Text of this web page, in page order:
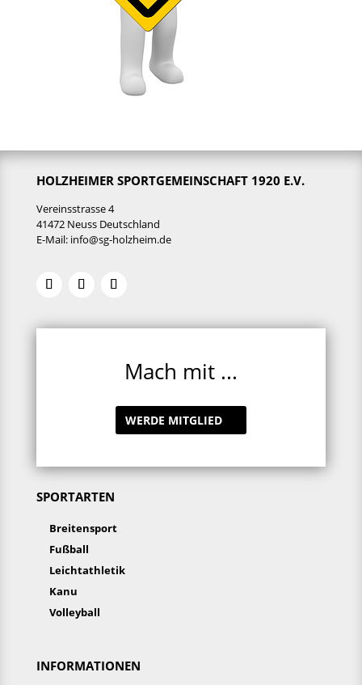
HOLZHEIMER SPORTGEMEINSCHAFT 1920 E.V.
Vereinsstrasse 4
41472 Neuss Deutschland
E-Mail: info@sg-holzheim.de
Mach mit ...
WERDE MITGLIED
SPORTARTEN
Breitensport
Fußball
Leichtathletik
Kanu
Volleyball
INFORMATIONEN